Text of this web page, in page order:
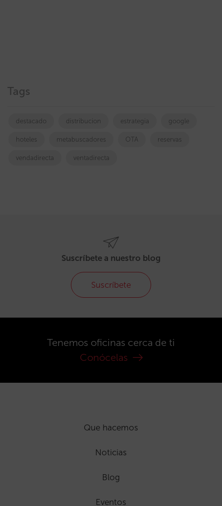
Tags
destacado distribucion estrategia google
hoteles metabuscadores OTA reservas
vendadirecta ventadirecta
Suscríbete a nuestro blog
Suscríbete
Tenemos oficinas cerca de ti
Conócelas
Que hacemos
Noticias
Blog
Eventos